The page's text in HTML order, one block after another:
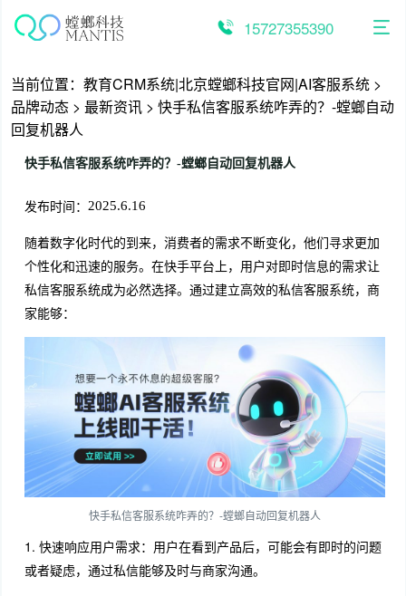
15727355390
当前位置： 教育CRM系统|北京螳螂科技官网|AI客服系统 >
品牌动态 > 最新资讯 > 快手私信客服系统咋弄的？-螳螂自动
回复机器人
快手私信客服系统咋弄的？-螳螂自动回复机器人
发布时间： 2025.6.16
随着数字化时代的到来，消费者的需求不断变化，他们寻求更加
个性化和迅速的服务。在快手平台上，用户对即时信息的需求让
私信客服系统成为必然选择。通过建立高效的私信客服系统，商
家能够：
快手私信客服系统咋弄的？-螳螂自动回复机器人
1. 快速响应用户需求：用户在看到产品后，可能会有即时的问题
或者疑虑，通过私信能够及时与商家沟通。